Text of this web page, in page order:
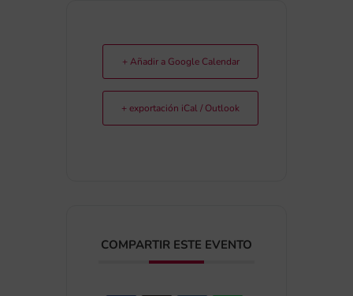
+ Añadir a Google Calendar
+ exportación iCal / Outlook
COMPARTIR ESTE EVENTO